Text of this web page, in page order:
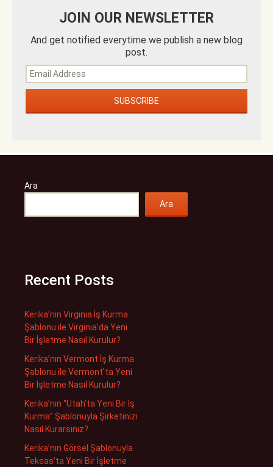
JOIN OUR NEWSLETTER
And get notified everytime we publish a new blog
post.
Ara
Ara
Recent Posts
Kerika’nın Virginia İş Kurma
Şablonu ile Virginia’da Yeni
Bir İşletme Nasıl Kurulur?
Kerika’nın Vermont İş Kurma
Şablonu ile Vermont’ta Yeni
Bir İşletme Nasıl Kurulur?
Kerika’nın “Utah’ta Yeni Bir İş
Kurma” Şablonuyla Şirketinizi
Nasıl Kurarsınız?
Kerika’nın Görsel Şablonuyla
Teksas’ta Yeni Bir İşletme